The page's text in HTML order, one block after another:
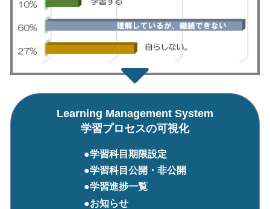
Learning Management System
学習プロセスの可視化
●学習科目期限設定
●学習科目公開・非公開
●学習進捗一覧
●お知らせ